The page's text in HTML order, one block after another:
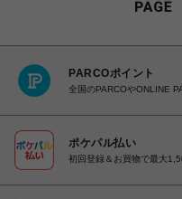
PARCOポイント
全国のPARCOやONLINE
ポケパル払い
初回登録＆お買物で最大